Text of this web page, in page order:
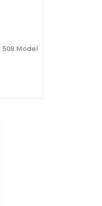
508 Model